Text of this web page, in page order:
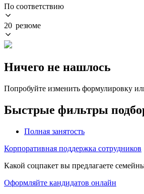
По соответствию
20 резюме
Ничего не нашлось
Попробуйте изменить формулировку
Быстрые фильтры
Полная занятость
Корпоративная поддержка сотрудников
Какой соцпакет вы предлагаете
Оформляйте кандидатов онлайн